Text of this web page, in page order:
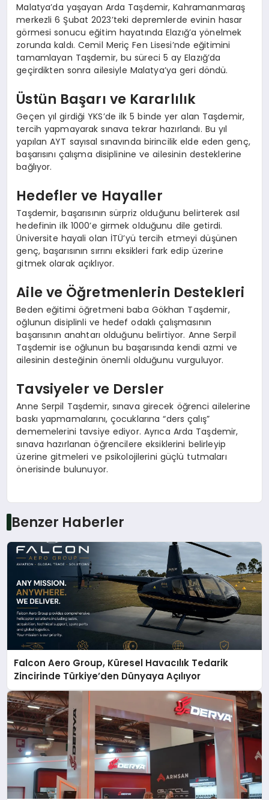
Malatya’da yaşayan Arda Taşdemir, Kahramanmaraş
merkezli 6 Şubat 2023’teki depremlerde evinin hasar
görmesi sonucu eğitim hayatında Elazığ’a yönelmek
zorunda kaldı. Cemil Meriç Fen Lisesi’nde eğitimini
tamamlayan Taşdemir, bu süreci 5 ay Elazığ’da
geçirdikten sonra ailesiyle Malatya’ya geri döndü.
Üstün Başarı ve Kararlılık
Geçen yıl girdiği YKS’de ilk 5 binde yer alan Taşdemir,
tercih yapmayarak sınava tekrar hazırlandı. Bu yıl
yapılan AYT sayısal sınavında birincilik elde eden genç,
başarısını çalışma disiplinine ve ailesinin desteklerine
bağlıyor.
Hedefler ve Hayaller
Taşdemir, başarısının sürpriz olduğunu belirterek asıl
hedefinin ilk 1000’e girmek olduğunu dile getirdi.
Üniversite hayali olan İTÜ’yü tercih etmeyi düşünen
genç, başarısının sırrını eksikleri fark edip üzerine
gitmek olarak açıklıyor.
Aile ve Öğretmenlerin Destekleri
Beden eğitimi öğretmeni baba Gökhan Taşdemir,
oğlunun disiplinli ve hedef odaklı çalışmasının
başarısının anahtarı olduğunu belirtiyor. Anne Serpil
Taşdemir ise oğlunun bu başarısında kendi azmi ve
ailesinin desteğinin önemli olduğunu vurguluyor.
Tavsiyeler ve Dersler
Anne Serpil Taşdemir, sınava girecek öğrenci ailelerine
baskı yapmamalarını, çocuklarına “ders çalış”
dememelerini tavsiye ediyor. Ayrıca Arda Taşdemir,
sınava hazırlanan öğrencilere eksiklerini belirleyip
üzerine gitmeleri ve psikolojilerini güçlü tutmaları
önerisinde bulunuyor.
Benzer Haberler
Falcon Aero Group, Küresel Havacılık Tedarik
Zincirinde Türkiye’den Dünyaya Açılıyor